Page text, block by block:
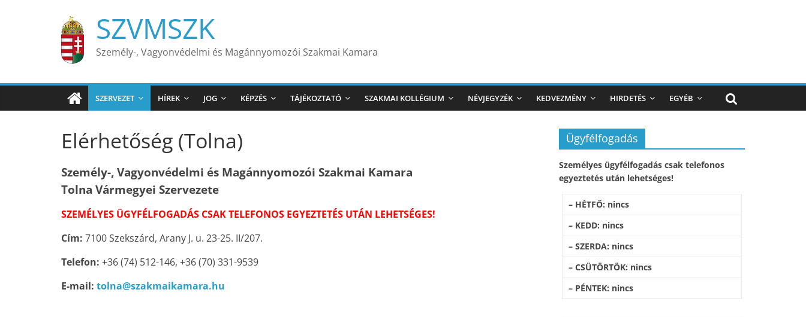
SZVMSZK
Személy-, Vagyonvédelmi és Magánnyomozói Szakmai Kamara
SZERVEZET HÍREK JOG KÉPZÉS TÁJÉKOZTATÓ SZAKMAI KOLLÉGIUM NÉVJEGYZÉK KEDVEZMÉNY HIRDETÉS EGYÉB
Elérhetőség (Tolna)
Személy-, Vagyonvédelmi és Magánnyomozói Szakmai Kamara
Tolna Vármegyei Szervezete
SZEMÉLYES ÜGYFÉLFOGADÁS CSAK TELEFONOS EGYEZTETÉS UTÁN LEHETSÉGES!
Cím: 7100 Szekszárd, Arany J. u. 23-25. II/207.
Telefon: +36 (74) 512-146, +36 (70) 331-9539
E-mail: tolna@szakmaikamara.hu
Ügyfélfogadás
Személyes ügyfélfogadás csak telefonos
egyeztetés után lehetséges!
– HÉTFŐ: nincs
– KEDD: nincs
– SZERDA: nincs
– CSÜTÖRTÖK: nincs
– PÉNTEK: nincs